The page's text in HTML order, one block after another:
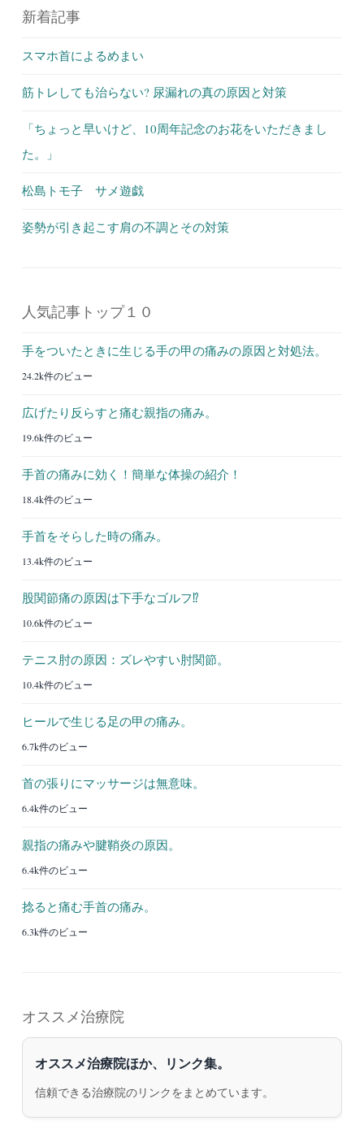
新着記事
スマホ首によるめまい
筋トレしても治らない? 尿漏れの真の原因と対策
「ちょっと早いけど、10周年記念のお花をいただきまし
た。」
松島トモ子 サメ遊戯
姿勢が引き起こす肩の不調とその対策
人気記事トップ１０
手をついたときに生じる手の甲の痛みの原因と対処法。
24.2k件のビュー
広げたり反らすと痛む親指の痛み。
19.6k件のビュー
手首の痛みに効く！簡単な体操の紹介！
18.4k件のビュー
手首をそらした時の痛み。
13.4k件のビュー
股関節痛の原因は下手なゴルフ⁉︎
10.6k件のビュー
テニス肘の原因：ズレやすい肘関節。
10.4k件のビュー
ヒールで生じる足の甲の痛み。
6.7k件のビュー
首の張りにマッサージは無意味。
6.4k件のビュー
親指の痛みや腱鞘炎の原因。
6.4k件のビュー
捻ると痛む手首の痛み。
6.3k件のビュー
オススメ治療院
オススメ治療院ほか、リンク集。
信頼できる治療院のリンクをまとめています。